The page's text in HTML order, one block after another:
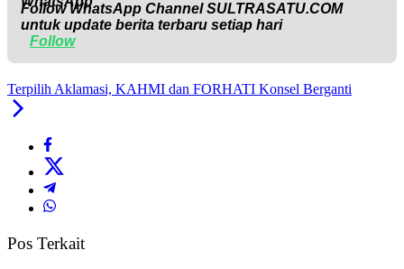
Follow WhatsApp ChannelSULTRASATU.COM
untuk update berita terbaru setiap hari
Follow
Terpilih Aklamasi, KAHMI dan FORHATI Konsel Berganti
Pos Terkait